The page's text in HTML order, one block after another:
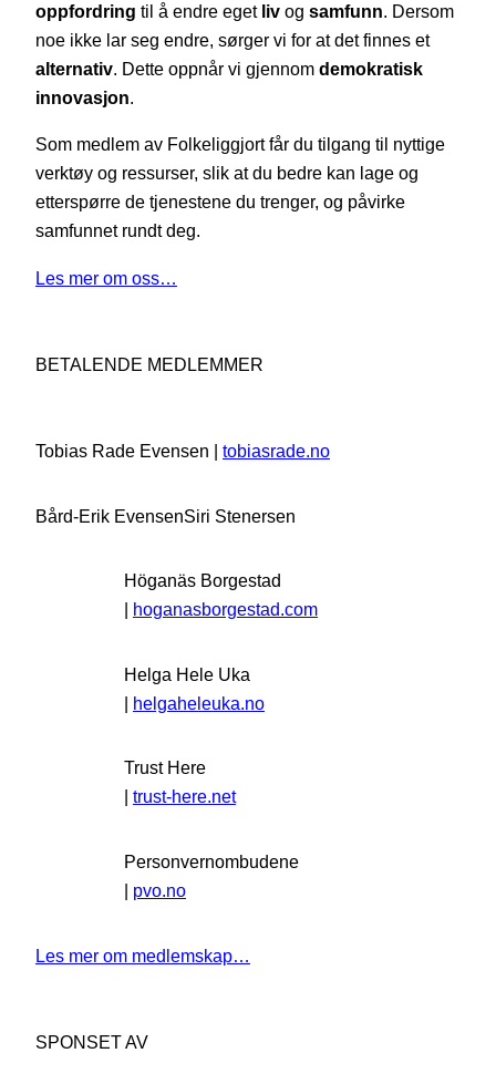
oppfordring til å endre eget liv og samfunn. Dersom
noe ikke lar seg endre, sørger vi for at det finnes et
alternativ. Dette oppnår vi gjennom demokratisk
innovasjon.
Som medlem av Folkeliggjort får du tilgang til nyttige
verktøy og ressurser, slik at du bedre kan lage og
etterspørre de tjenestene du trenger, og påvirke
samfunnet rundt deg.
Les mer om oss…
BETALENDE MEDLEMMER
Tobias Rade Evensen | tobiasrade.no
Bård-Erik EvensenSiri Stenersen
Höganäs Borgestad
| hoganasborgestad.com
Helga Hele Uka
| helgaheleuka.no
Trust Here
trust-here.net
Personvernombudene
| pvo.no
Les mer om medlemskap…
SPONSET AV